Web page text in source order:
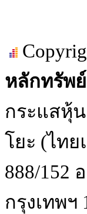
หลักทรัพย์
กระแสหุ้
โยะ (ไท
888/152
กรุงเทพฯ